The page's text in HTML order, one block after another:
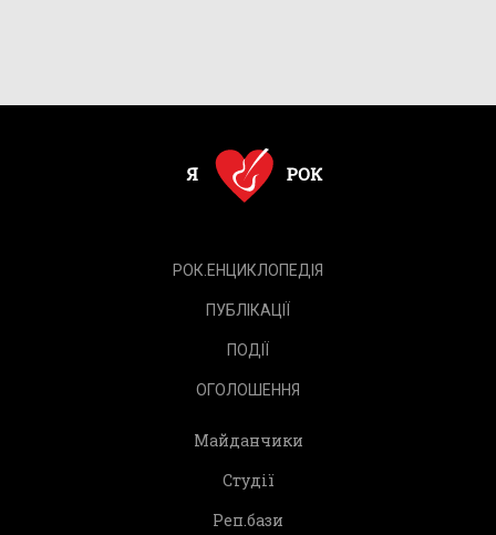
РОК.ЕНЦИКЛОПЕДІЯ
ПУБЛІКАЦІЇ
ПОДІЇ
ОГОЛОШЕННЯ
Майданчики
Студії
Реп.бази